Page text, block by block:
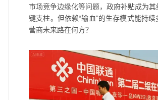
市场竞争边缘化等问题，政府补贴成为
键支柱。但依赖“输血”的生存模式能持
营商未来路在何方？